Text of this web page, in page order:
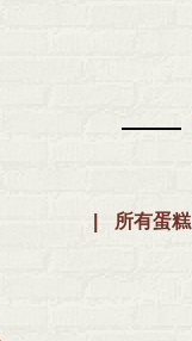
所有蛋糕